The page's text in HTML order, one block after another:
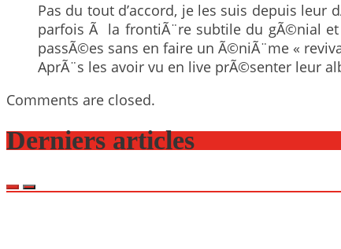
Pas du tout d’accord, je les suis depuis
parfois Ã la frontiÃ¨re subtile du gÃ©nial et
passÃ©es sans en faire un Ã©niÃ¨me «
AprÃ¨s les avoir vu en live prÃ©senter leur
Comments are closed.
Derniers articles